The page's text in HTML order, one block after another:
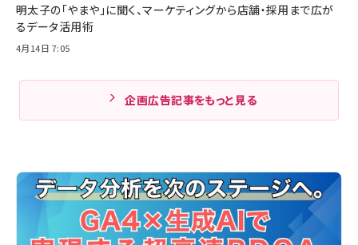
明太子の「やまや」に聞く、マーケティングから店舗・採用まで広が
るデータ活用術
4月14日 7:05
企画広告記事をもっと見る